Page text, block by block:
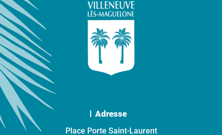
Adresse
Place Porte Saint-Laurent